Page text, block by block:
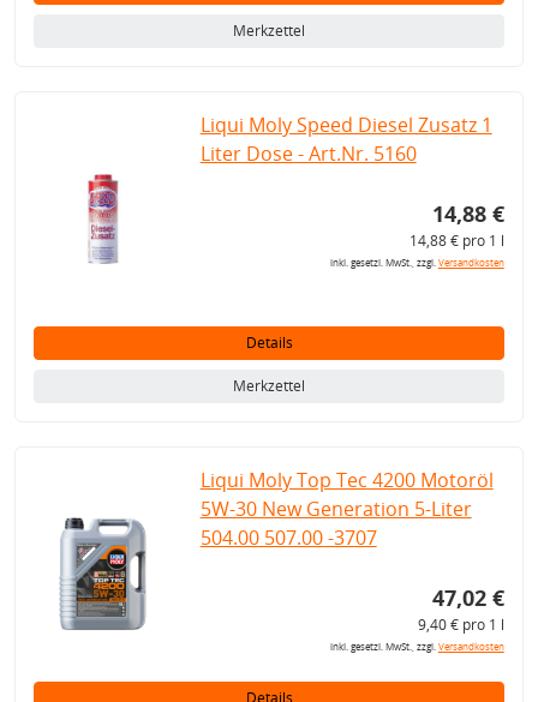
Merkzettel
Liqui Moly Speed Diesel Zusatz 1
Liter Dose - Art.Nr. 5160
14,88 €
14,88 € pro 1 l
inkl. gesetzl. MwSt., zzgl.Versandkosten
Details
Merkzettel
Liqui Moly Top Tec 4200 Motoröl
5W-30 New Generation 5-Liter
504.00 507.00 -3707
47,02 €
9,40 € pro 1 l
inkl. gesetzl. MwSt., zzgl.Versandkosten